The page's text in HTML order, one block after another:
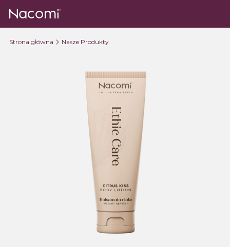
Strona główna Nasze Produkty